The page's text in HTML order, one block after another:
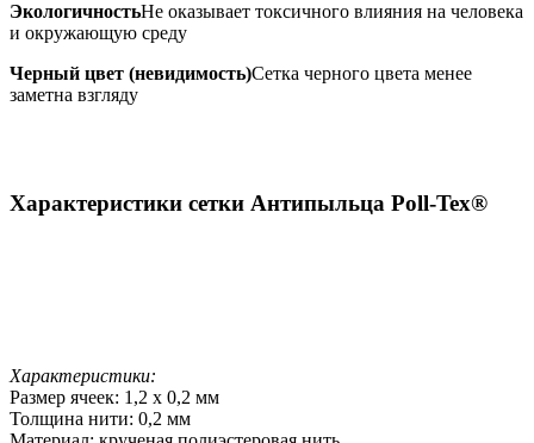
ЭкологичностьНе оказывает токсичного влияния на человека
и окружающую среду
Черный цвет (невидимость)Сетка черного цвета менее
заметна взгляду
Характеристики сетки Антипыльца Poll-Tex®
Характеристики:
Размер ячеек: 1,2 х 0,2 мм
Толщина нити: 0,2 мм